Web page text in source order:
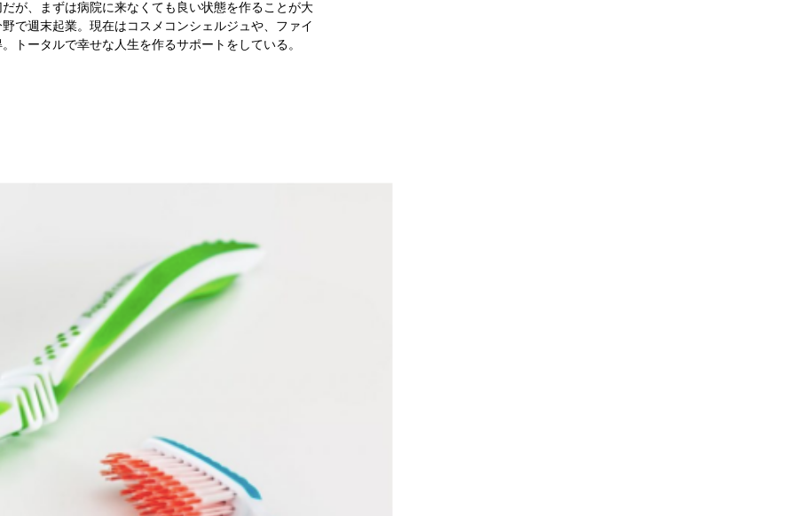
が、まずは病院に来なくても良い状態を作ることが大
で週末起業。現在はコスメコンシェルジュや、ファイ
トータルで幸せな人生を作るサポートをしている。